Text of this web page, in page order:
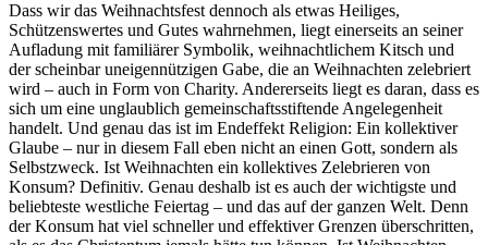
Dass wir das Weihnachtsfest dennoch als etwas Heiliges,
Schützenswertes und Gutes wahrnehmen, liegt einerseits an seiner
Aufladung mit familiärer Symbolik, weihnachtlichem Kitsch und
der scheinbar uneigennützigen Gabe, die an Weihnachten zelebriert
wird – auch in Form von Charity. Andererseits liegt es daran, dass es
sich um eine unglaublich gemeinschaftsstiftende Angelegenheit
handelt. Und genau das ist im Endeffekt Religion: Ein kollektiver
Glaube – nur in diesem Fall eben nicht an einen Gott, sondern als
Selbstzweck. Ist Weihnachten ein kollektives Zelebrieren von
Konsum? Definitiv. Genau deshalb ist es auch der wichtigste und
beliebteste westliche Feiertag – und das auf der ganzen Welt. Denn
der Konsum hat viel schneller und effektiver Grenzen überschritten,